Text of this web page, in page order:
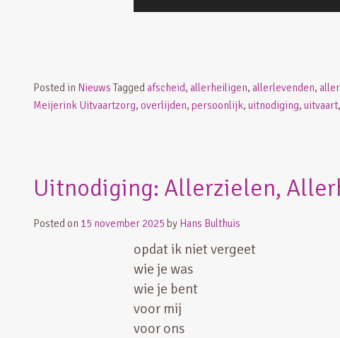
Posted in Nieuws Taggedafscheid, allerheiligen, allerlevenden,
Meijerink Uitvaartzorg, overlijden, persoonlijk, uitnodiging, uitvaart,
Uitnodiging: Allerzielen,
Posted on 15 november 2025 by Hans Bulthuis
opdat ik niet vergeet
wie je was
wie je bent
voor mij
voor ons